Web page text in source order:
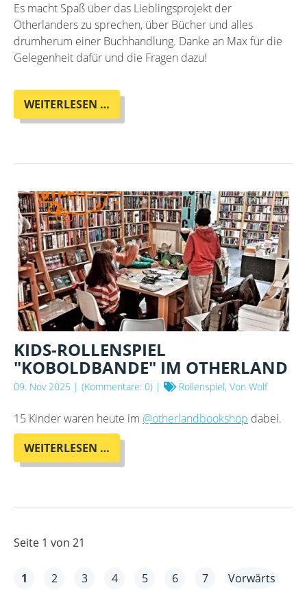
Es macht Spaß über das Lieblingsprojekt der
Otherlanders zu sprechen, über Bücher und alles
drumherum einer Buchhandlung. Danke an Max für die
Gelegenheit dafür und die Fragen dazu!
WEITERLESEN …
VON
WOLF
OTHERLAND
KIDS-ROLLENSPIEL
"KOBOLDBANDE" IM OTHERLAND
09. Nov 2025 | (Kommentare: 0) | Rollenspiel, Von Wolf
15 Kinder waren heute im @otherlandbookshop dabei.
WEITERLESEN …
ROLLENSPIEL
OTHERLAND
Seite 1 von 21
1 2 3 4 5 6 7 Vorwärts